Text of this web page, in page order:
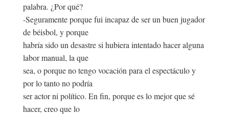
palabra. ¿Por qué?
-Seguramente porque fui incapaz de ser un buen jugador
de béisbol, y porque
habría sido un desastre si hubiera intentado hacer alguna
labor manual, la que
sea, o porque no tengo vocación para el espectáculo y
por lo tanto no podría
ser actor ni político. En fin, porque es lo mejor que sé
hacer, creo que lo